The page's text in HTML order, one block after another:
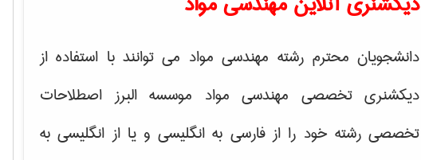
دانشجویان محترم رشته مهندسی مواد می توانند با استفاده از
دیکشنری تخصصی مهندسی مواد موسسه البرز اصطلاحات
تخصصی رشته خود را از فارسی به انگلیسی و یا از انگلیسی به